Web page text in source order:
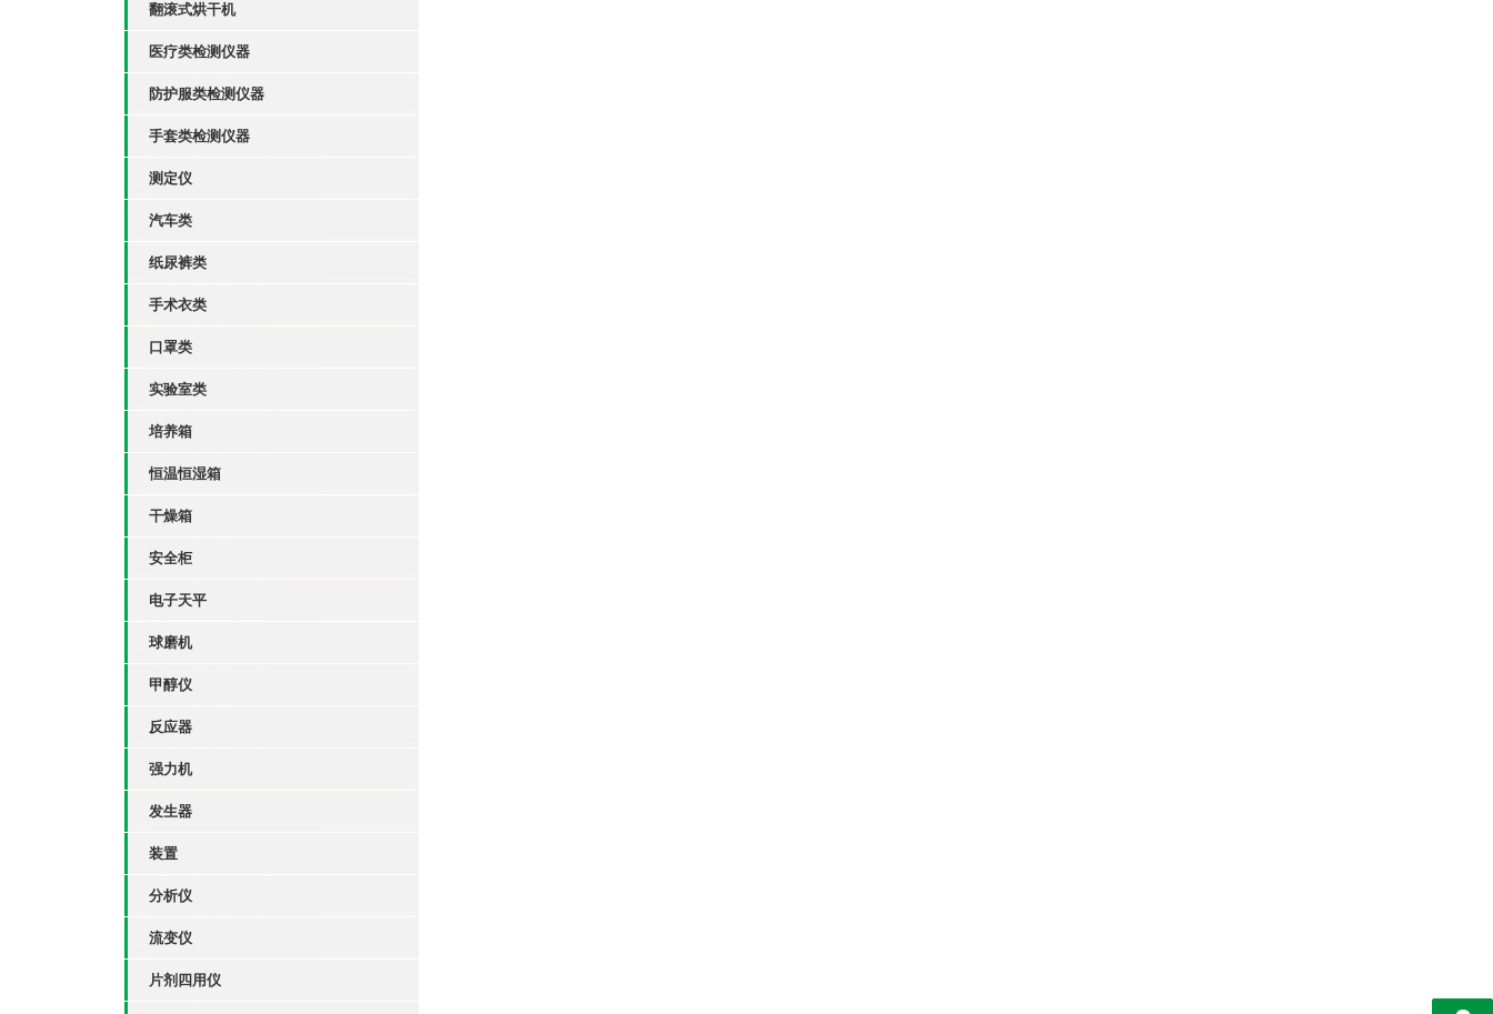
翻滚式烘干机
医疗类检测仪器
防护服类检测仪器
手套类检测仪器
测定仪
汽车类
纸尿裤类
手术衣类
口罩类
实验室类
培养箱
恒温恒湿箱
干燥箱
安全柜
电子天平
球磨机
甲醇仪
反应器
强力机
发生器
装置
分析仪
流变仪
片剂四用仪